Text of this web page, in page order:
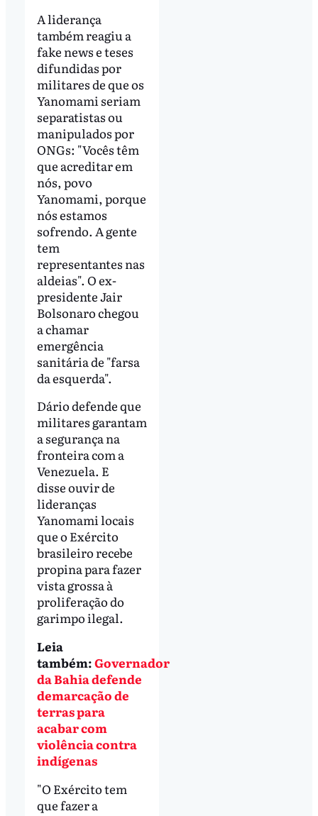
A liderança
também reagiu a
fake news e teses
difundidas por
militares de que os
Yanomami seriam
separatistas ou
manipulados por
ONGs: "Vocês têm
que acreditar em
nós, povo
Yanomami, porque
nós estamos
sofrendo. A gente
tem
representantes nas
aldeias". O ex-
presidente Jair
Bolsonaro chegou
a chamar
emergência
sanitária de "farsa
da esquerda".
Dário defende que
militares garantam
a segurança na
fronteira com a
Venezuela. E
disse ouvir de
lideranças
Yanomami locais
que o Exército
brasileiro recebe
propina para fazer
vista grossa à
proliferação do
garimpo ilegal.
Leia
também:Governador
da Bahia defende
demarcação de
terras para
acabar com
violência contra
indígenas
"O Exército tem
que fazer a